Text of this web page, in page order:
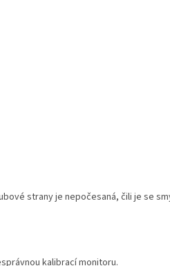
strany je nepočesaná, čili je se
kalibrací monitoru.